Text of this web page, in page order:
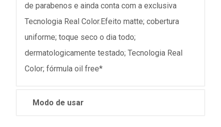
de parabenos e ainda conta com a exclusiva
Tecnologia Real Color.Efeito matte; cobertura
uniforme; toque seco o dia todo;
dermatologicamente testado; Tecnologia Real
Color; fórmula oil free*
Modo de usar